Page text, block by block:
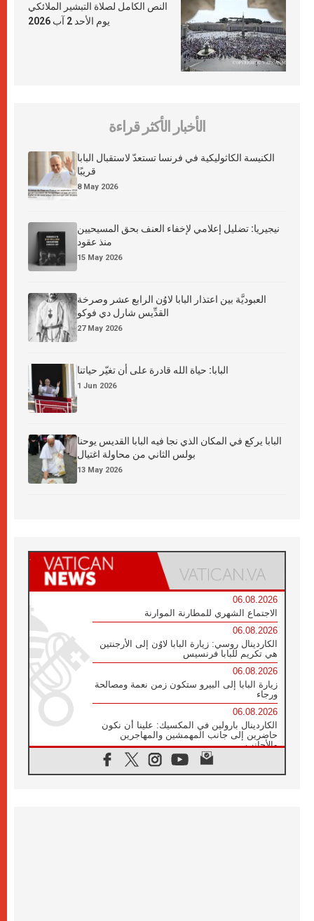
النص الكامل لصلاة التبشير الملائكي
يوم الأحد 2 آب 2026
الأخبار الأكثر قراءة
الكنيسة الكاثوليكية في فرنسا تستعدّ لاستقبال البابا
قريبًا
8 May 2026
نيجيريا: تضليل إعلامي لإخفاء العنف بحق المسيحيين
منذ عقود
15 May 2026
العبوديَّة بين اعتذار البابا لاوُن الرابع عشر وصرخة
القدِّيس شارل دي فوكو
27 May 2026
البابا: حياة الله قادرة على أن تغيّر حياتنا
1 Jun 2026
البابا يركع في المكان الذي نجا فيه البابا القديس يوحنا
بولس الثاني من محاولة اغتيال
13 May 2026
06.08.2026
الاجتماع الشهري للمطارنة الموارنة
06.08.2026
الكاردينال روسي: زيارة البابا لاوُن إلى الأرجنتين
هي تكريم للبابا فرنسيس
06.08.2026
زيارة البابا إلى البيرو ستكون زمن نعمة ومصالحة
ورجاء
06.08.2026
الكاردينال بارولين في المكسيك: علينا أن نكون
حاضرين إلى جانب المهمشين والمهاجرين
والأجانب
البابا لاوُن الرابع عشر للشباب في أسيزي: